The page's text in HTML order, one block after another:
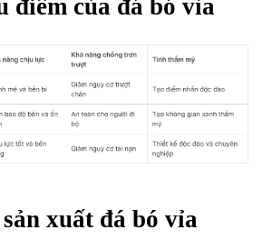
điểm của đá bó vỉa
xuất đá bó vỉa